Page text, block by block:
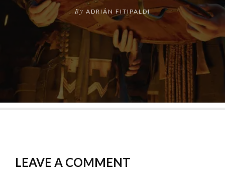
By ADRIÁN FITIPALDI
LEAVE A COMMENT